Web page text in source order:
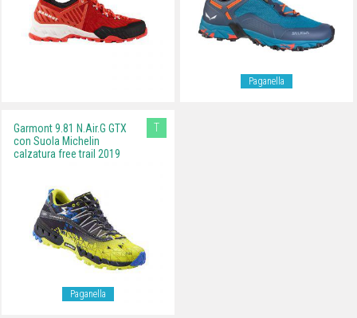
Paganella
Garmont 9.81 N.Air.G GTX
con Suola Michelin
calzatura free trail 2019
T
Paganella